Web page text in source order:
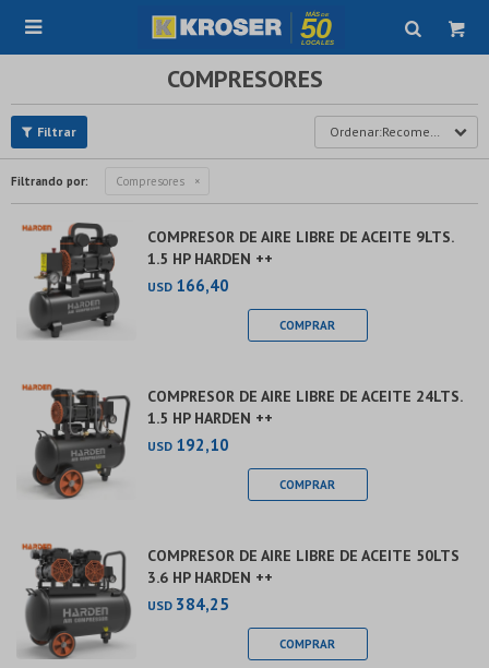

COMPRESORES
Recomendados
Filtrando por: Compresores
COMPRESOR DE AIRE LIBRE DE ACEITE 9LTS.
1.5 HP HARDEN ++
USD 166,40
COMPRESOR DE AIRE LIBRE DE ACEITE 24LTS.
1.5 HP HARDEN ++
USD 192,10
COMPRESOR DE AIRE LIBRE DE ACEITE 50LTS
3.6 HP HARDEN ++
USD 384,25